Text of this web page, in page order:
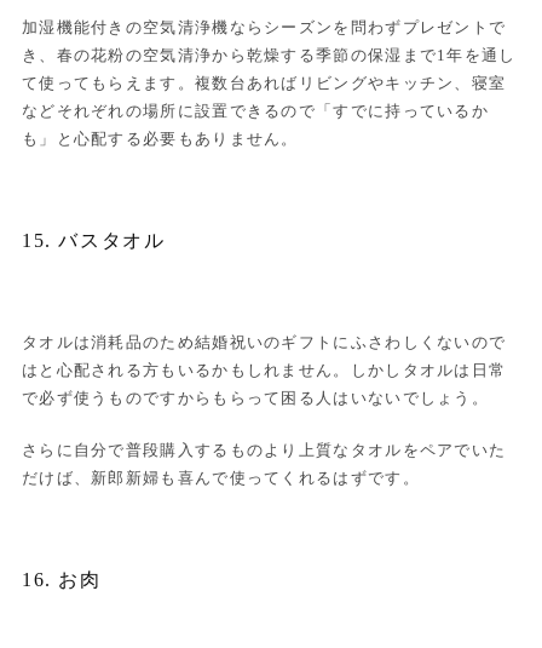
加湿機能付きの空気清浄機ならシーズンを問わずプレゼントで
き、春の花粉の空気清浄から乾燥する季節の保湿まで1年を通し
て使ってもらえます。複数台あればリビングやキッチン、寝室
などそれぞれの場所に設置できるので「すでに持っているか
も」と心配する必要もありません。
15. バスタオル
タオルは消耗品のため結婚祝いのギフトにふさわしくないので
はと心配される方もいるかもしれません。しかしタオルは日常
で必ず使うものですからもらって困る人はいないでしょう。
さらに自分で普段購入するものより上質なタオルをペアでいた
だけば、新郎新婦も喜んで使ってくれるはずです。
16. お肉